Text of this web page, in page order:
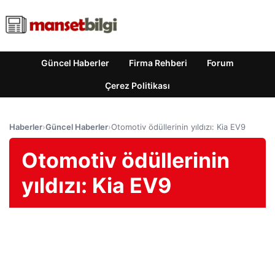
Güncel Haberler Firma Rehberi Forum
Çerez Politikası
Haberler›Güncel Haberler›Otomotiv ödüllerinin yıldızı: Kia EV9
Otomotiv ödüllerinin
yıldızı: Kia EV9